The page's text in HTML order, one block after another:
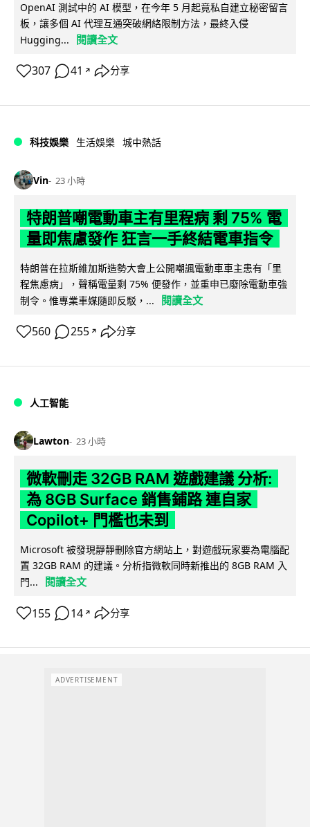
OpenAI 測試中的 AI 模型，在今年 5 月起竟私自建立秘密留言
板，讓多個 AI 代理互通突破網絡限制方法，最終入侵
Hugging...
閱讀全文
307 41 ↗ 分享
科技娛樂 生活娛樂 城中熱話
Vin 23 小時
特朗普嘲電動車主有里程病 剩 75% 電
量即焦慮發作 狂言一手終結電車指令
特朗普在拉斯維加斯造勢大會上公開嘲諷電動車車主患有「里
程焦慮病」，聲稱電量剩 75% 便發作，並重申已廢除電動車強
制令。惟專業車媒隨即反駁，...
閱讀全文
560 255 ↗ 分享
人工智能
Lawton 23 小時
微軟刪走 32GB RAM 遊戲建議 分析:
為 8GB Surface 銷售鋪路 連自家
Copilot+ 門檻也未到
Microsoft 被發現靜靜刪除官方網站上，對遊戲玩家要為電腦配
置 32GB RAM 的建議。分析指微軟同時新推出的 8GB RAM 入
門...
閱讀全文
155 14 ↗ 分享
ADVERTISEMENT